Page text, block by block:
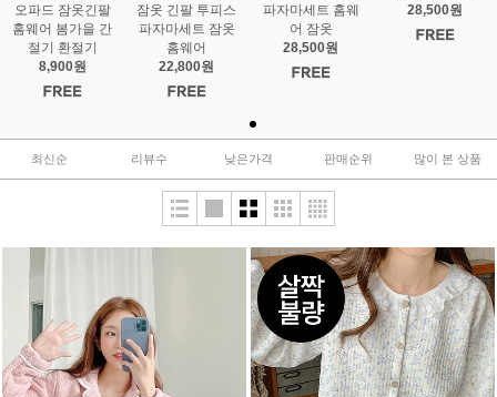
오파드 잠옷긴팔
홈웨어 봄가을 간
절기 환절기
8,900원
잠옷 긴팔 투피스
파자마세트 잠옷
홈웨어
22,800원
파자마세트 홈웨
어 잠옷
28,500원
28,500원
최신순 리뷰수 낮은가격 판매순위 많이 본 상품